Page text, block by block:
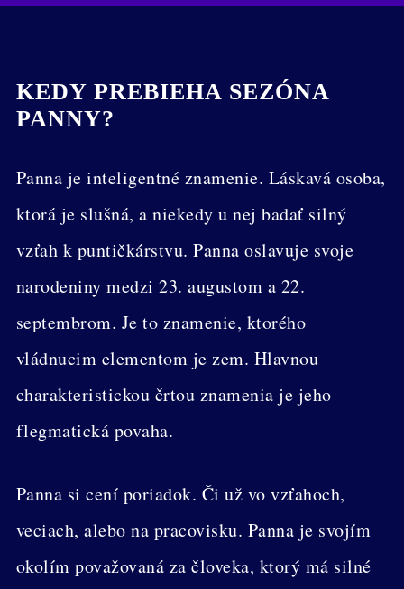
KEDY PREBIEHA SEZÓNA
PANNY?
Panna je inteligentné znamenie. Láskavá osoba,
ktorá je slušná, a niekedy u nej badať silný
vzťah k puntičkárstvu. Panna oslavuje svoje
narodeniny medzi 23. augustom a 22.
septembrom. Je to znamenie, ktorého
vládnucim elementom je zem. Hlavnou
charakteristickou črtou znamenia je jeho
flegmatická povaha.
Panna si cení poriadok. Či už vo vzťahoch,
veciach, alebo na pracovisku. Panna je svojím
okolím považovaná za človeka, ktorý má silné